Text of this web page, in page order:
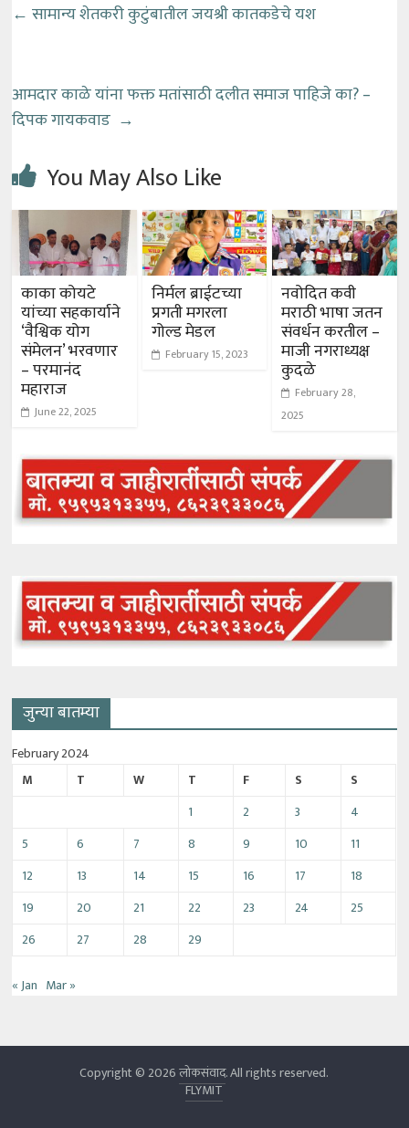
← सामान्य शेतकरी कुटुंबातील जयश्री कातकडेचे यश
आमदार काळे यांना फक्त मतांसाठी दलीत समाज पाहिजे का? –
दिपक गायकवाड →
You May Also Like
काका कोयटे
यांच्या सहकार्याने
‘वैश्विक योग
संमेलन’ भरवणार
– परमानंद
महाराज
June 22, 2025
निर्मल ब्राईटच्या
प्रगती मगरला
गोल्ड मेडल
February 15, 2023
नवोदित कवी
मराठी भाषा जतन
संवर्धन करतील –
माजी नगराध्यक्ष
कुदळे
February 28,
2025
जुन्या बातम्या
February 2024
M
T W T F S
S
1
2 3
4
5
6 7 8 9 10
11
12
13 14 15 16 17
18
19
20 21 22 23 24
25
26
27 28 29
« Jan Mar »
Copyright © 2026लोकसंवाद. All rights reserved.
FLYMIT